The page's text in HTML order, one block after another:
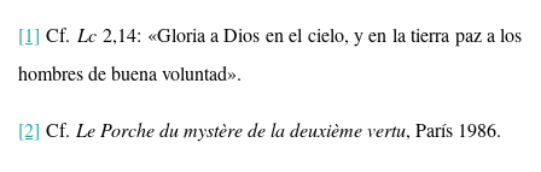
[1] Cf.Lc 2,14: «Gloria a Dios en el cielo, y en la tierra paz a los
hombres de buena voluntad».
[2] Cf.Le Porche du mystère de la deuxième vertu, París 1986.